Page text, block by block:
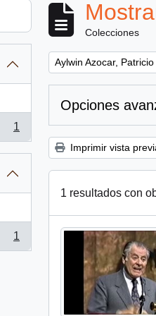
1
1
Colecciones
Remove filter:
Aylwin Azocar, Patricio
Opciones
Imprimir vista
1 resultados con